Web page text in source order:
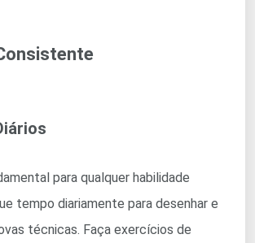
para qualquer habilidade
tempo diariamente para desenhar e
técnicas. Faça exercícios de